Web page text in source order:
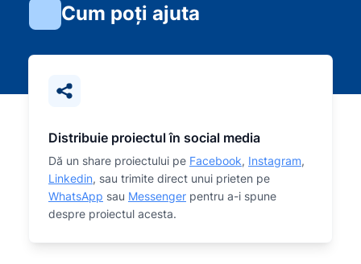
Cum poți ajuta
Distribuie proiectul în social media
Dă un share proiectului pe Facebook, Instagram,
Linkedin, sau trimite direct unui prieten pe
WhatsApp sau Messenger pentru a-i spune
despre proiectul acesta.